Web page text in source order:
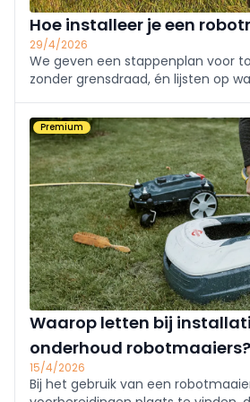
Hoe installeer je een
29/4/2026
We geven een stappenplan voor
zonder grensdraad, én lijsten op
vermelden hoe je ze kan
Premium
Waarop letten bij
onderhoud robotmaaiers?
15/4/2026
Bij het gebruik van een